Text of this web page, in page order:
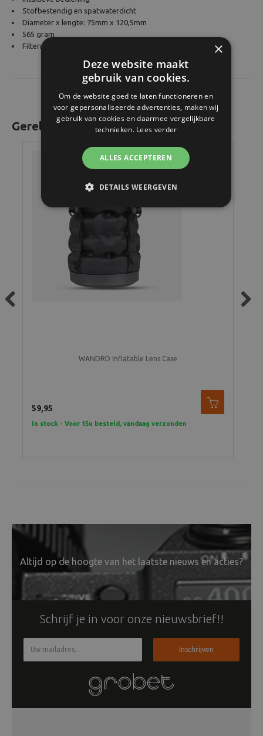
Stofbestendig en spatwaterdicht
Diameter x lengte: 75mm x 120,5mm
565 gram
Filtermaat 67mm
Gerelateerde producten
WANDRD Inflatable Lens Case
59,95
In stock - Voor 15u besteld, vandaag verzonden
Altijd op de hoogte van het laatste nieuws en acties?
Schrijf je in voor onze nieuwsbrief!!
Inschrijven
×
Deze website maakt
gebruik van cookies.
Om de website goed te laten functioneren en
voor gepersonaliseerde advertenties, maken wij
gebruik van cookies en daarmee vergelijkbare
technieken. Lees verder
ALLES ACCEPTEREN
DETAILS WEERGEVEN